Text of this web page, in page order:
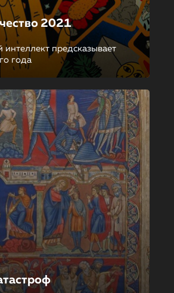
2021
интеллект предсказывает
года